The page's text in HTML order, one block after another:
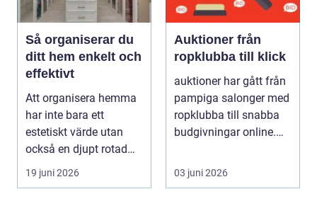
Så organiserar du
ditt hem enkelt och
effektivt
Att organisera hemma
har inte bara ett
estetiskt värde utan
också en djupt rotad
på...
19 juni 2026
Auktioner från
ropklubba till klick
auktioner har gått från
pampiga salonger med
ropklubba till snabba
budgivningar online.
03 juni 2026